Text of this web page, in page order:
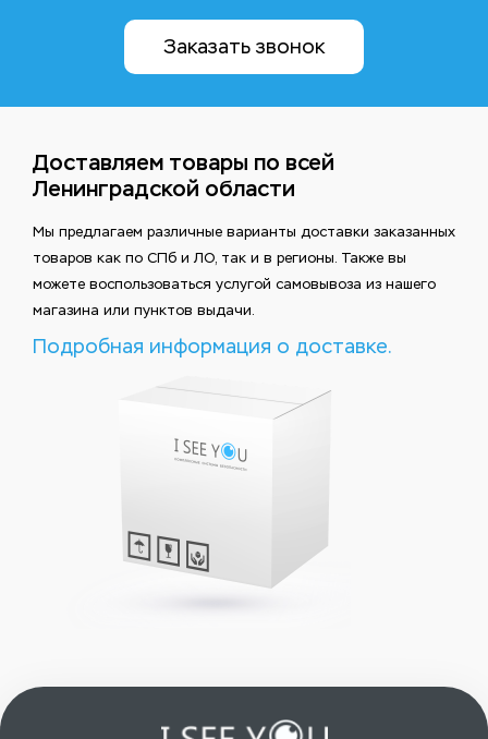
Заказать звонок
Доставляем товары по всей
Ленинградской области
Мы предлагаем различные варианты доставки заказанных
товаров как по СПб и ЛО, так и в регионы. Также вы
можете воспользоваться услугой самовывоза из нашего
магазина или пунктов выдачи.
Подробная информация о доставке.